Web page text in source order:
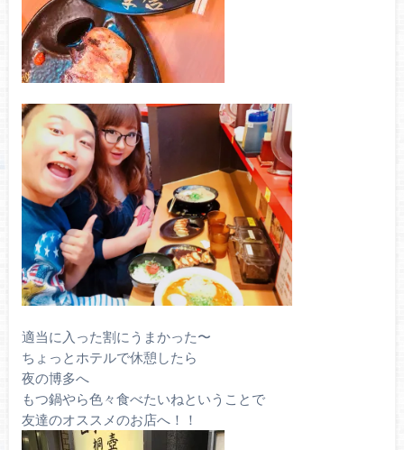
適当に入った割にうまかった〜
ちょっとホテルで休憩したら
夜の博多へ
もつ鍋やら色々食べたいねということで
友達のオススメのお店へ！！